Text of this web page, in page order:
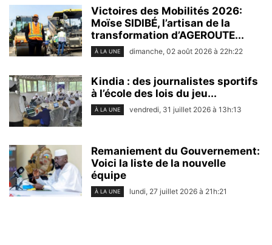
Victoires des Mobilités 2026:
Moïse SIDIBÉ, l’artisan de la
transformation d’AGEROUTE...
À LA UNE dimanche, 02 août 2026 à 22h:22
Kindia : des journalistes sportifs
à l’école des lois du jeu...
À LA UNE vendredi, 31 juillet 2026 à 13h:13
Remaniement du Gouvernement:
Voici la liste de la nouvelle
équipe
À LA UNE lundi, 27 juillet 2026 à 21h:21